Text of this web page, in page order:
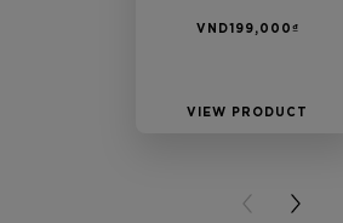
Đỏ
VND199,000₫
VIEW PRODUCT